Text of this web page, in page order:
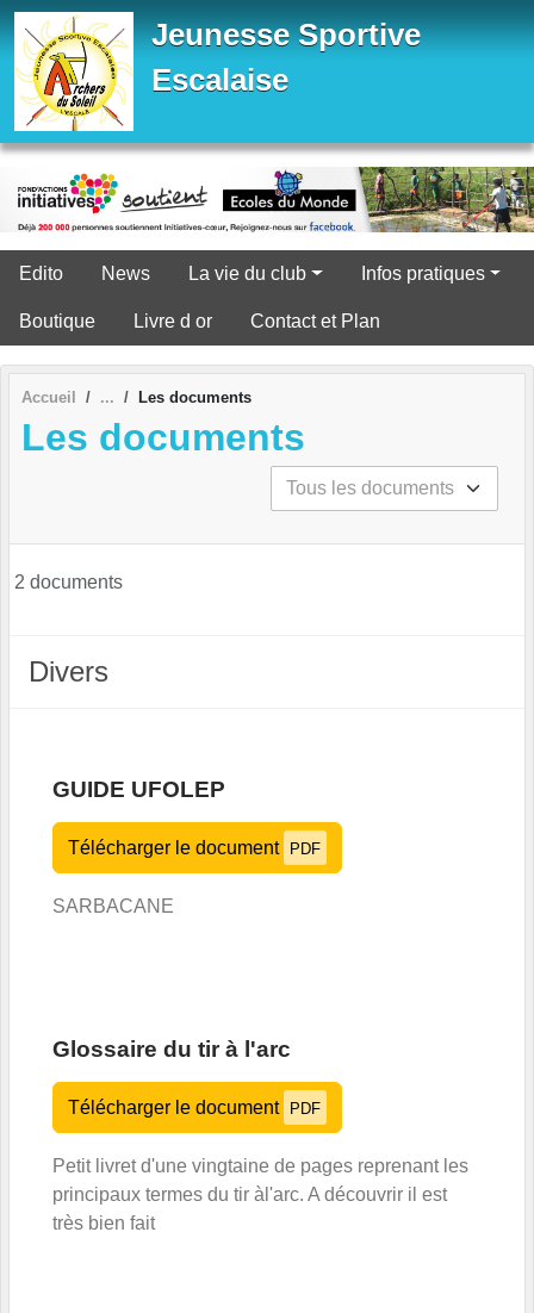
Jeunesse Sportive
Escalaise
Edito News La vie du club Infos pratiques
Boutique Livre d or Contact et Plan
Accueil Les documents
Les documents
2 documents
Divers
GUIDE UFOLEP
Télécharger le document PDF
SARBACANE
Glossaire du tir à l'arc
Télécharger le document PDF
Petit livret d'une vingtaine de pages reprenant les
principaux termes du tir àl'arc. A découvrir il est
très bien fait
Panneau de gestion des cookies